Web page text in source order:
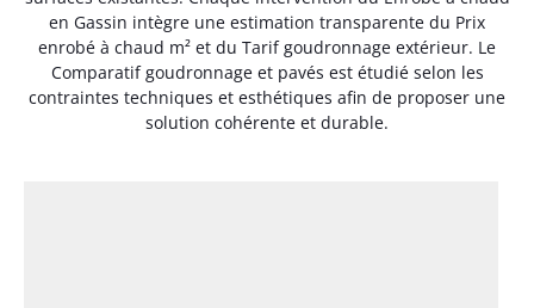
en Gassin intègre une estimation transparente du Prix
enrobé à chaud m² et du Tarif goudronnage extérieur. Le
Comparatif goudronnage et pavés est étudié selon les
contraintes techniques et esthétiques afin de proposer une
solution cohérente et durable.